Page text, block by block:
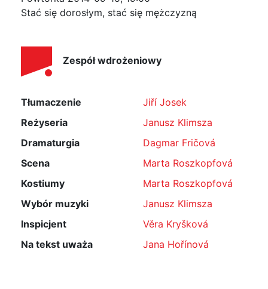
Stać się dorosłym, stać się mężczyzną
Zespół wdrożeniowy
Tłumaczenie
Jiří Josek
Reżyseria
Janusz Klimsza
Dramaturgia
Dagmar Fričová
Scena
Marta Roszkopfová
Kostiumy
Marta Roszkopfová
Wybór muzyki
Janusz Klimsza
Inspicjent
Věra Kryšková
Na tekst uważa
Jana Hořínová